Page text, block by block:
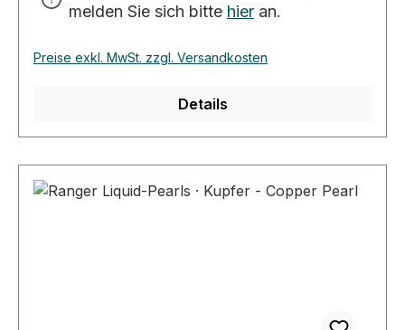
Farbfläschchens können Sie dünne Linien und
wenig Wasser verdünnt, erhalten Sie einen
Kartenidee. Die Trockenzeit der Farbe variiert, je
Untergrundes. Sie sollten etwa 2-3 Stunden
Trockenzeit einplanen. Zum Verzieren von
Textilien waschen Sie den Stoff vor und lassen
melden Sie sich bitte hier an.
Preise exkl. MwSt. zzgl. Versandkosten
Details